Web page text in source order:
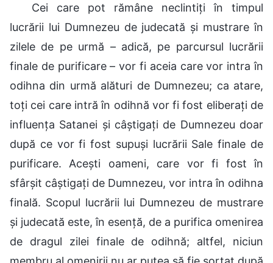
Cei care pot rămâne neclintiți în timpul
lucrării lui Dumnezeu de judecată și mustrare în
zilele de pe urmă – adică, pe parcursul lucrării
finale de purificare – vor fi aceia care vor intra în
odihna din urmă alături de Dumnezeu; ca atare,
toți cei care intră în odihnă vor fi fost eliberați de
influența Satanei și câștigați de Dumnezeu doar
după ce vor fi fost supuși lucrării Sale finale de
purificare. Acești oameni, care vor fi fost în
sfârșit câștigați de Dumnezeu, vor intra în odihna
finală. Scopul lucrării lui Dumnezeu de mustrare
și judecată este, în esență, de a purifica omenirea
de dragul zilei finale de odihnă; altfel, niciun